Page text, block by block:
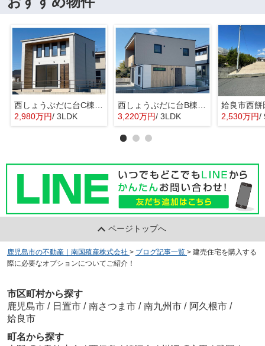
2,980万円/ 3LDK
3,220万円/ 3LDK
姶良市西
2,530万円/
ページトップへ
鹿児島市の不動産｜南国殖産株式会社 > ブログ記事一覧 > 建売住宅を購入する
際に必要なオプションについてご紹介！
市区町村から探す
鹿児島市 / 日置市 / 南さつま市 / 南九州市 / 阿久根市 /
姶良市
町名から探す